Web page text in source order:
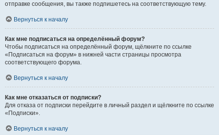
отправке сообщения, вы также подпишетесь на соответствующую тему.
Вернуться к началу
Как мне подписаться на определённый форум?
Чтобы подписаться на определённый форум, щёлкните по ссылке
«Подписаться на форум» в нижней части страницы просмотра
соответствующего форума.
Вернуться к началу
Как мне отказаться от подписки?
Для отказа от подписки перейдите в личный раздел и щёлкните по ссылке
«Подписки».
Вернуться к началу